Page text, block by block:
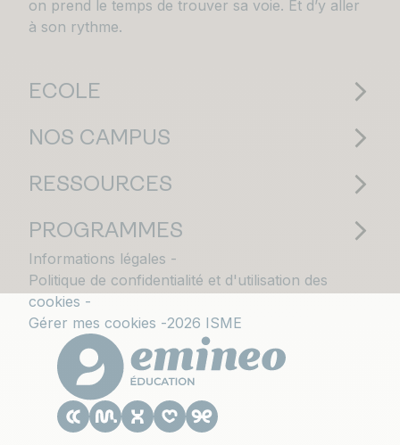
on prend le temps de trouver sa voie. Et d’y aller
à son rythme.
ECOLE
NOS CAMPUS
RESSOURCES
PROGRAMMES
Informations légales
Politique de confidentialité et d'utilisation des
cookies
Gérer mes cookies
2026 ISME